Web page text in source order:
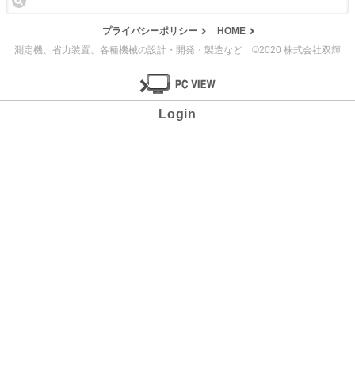
プライバシーポリシー
HOME
測定機、省力装置、各種機械の設計・開発・製造など ©2020 株式会社双輝
Login